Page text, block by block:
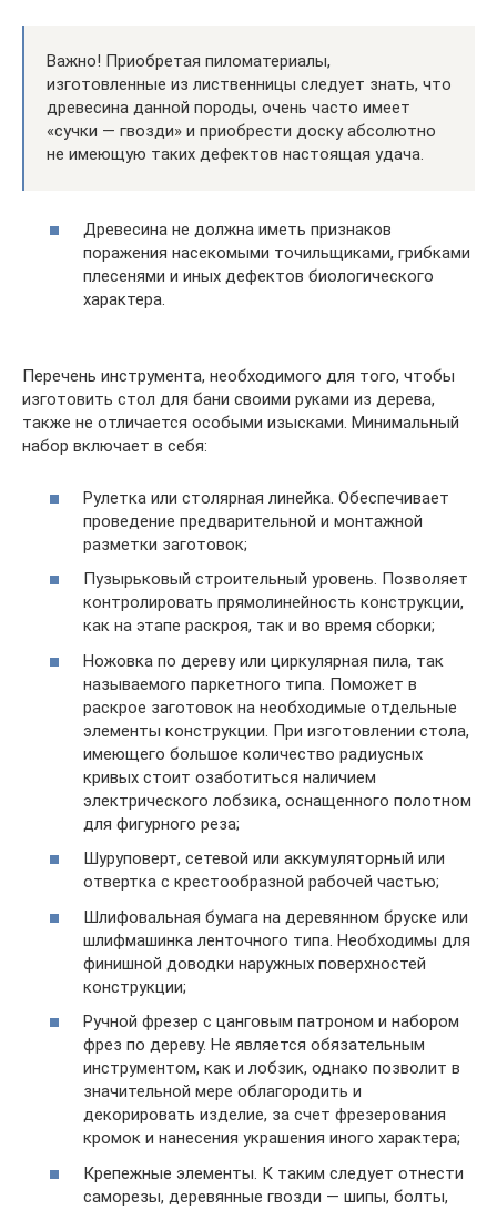
Важно! Приобретая пиломатериалы,
изготовленные из лиственницы следует знать, что
древесина данной породы, очень часто имеет
«сучки — гвозди» и приобрести доску абсолютно
не имеющую таких дефектов настоящая удача.
Древесина не должна иметь признаков
поражения насекомыми точильщиками, грибками
плесенями и иных дефектов биологического
характера.
Перечень инструмента, необходимого для того, чтобы
изготовить стол для бани своими руками из дерева,
также не отличается особыми изысками. Минимальный
набор включает в себя:
Рулетка или столярная линейка. Обеспечивает
проведение предварительной и монтажной
разметки заготовок;
Пузырьковый строительный уровень. Позволяет
контролировать прямолинейность конструкции,
как на этапе раскроя, так и во время сборки;
Ножовка по дереву или циркулярная пила, так
называемого паркетного типа. Поможет в
раскрое заготовок на необходимые отдельные
элементы конструкции. При изготовлении стола,
имеющего большое количество радиусных
кривых стоит озаботиться наличием
электрического лобзика, оснащенного полотном
для фигурного реза;
Шуруповерт, сетевой или аккумуляторный или
отвертка с крестообразной рабочей частью;
Шлифовальная бумага на деревянном бруске или
шлифмашинка ленточного типа. Необходимы для
финишной доводки наружных поверхностей
конструкции;
Ручной фрезер с цанговым патроном и набором
фрез по дереву. Не является обязательным
инструментом, как и лобзик, однако позволит в
значительной мере облагородить и
декорировать изделие, за счет фрезерования
кромок и нанесения украшения иного характера;
Крепежные элементы. К таким следует отнести
саморезы, деревянные гвозди — шипы, болты,